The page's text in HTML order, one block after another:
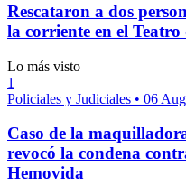
Rescataron a dos
la corriente en el Teatro
Lo más visto
1
Policiales y Judiciales • 06
Caso de la
revocó la condena
Hemovida